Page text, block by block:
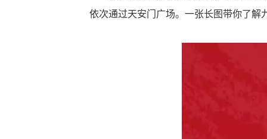
依次通过天安门广场。一张长图带你了解